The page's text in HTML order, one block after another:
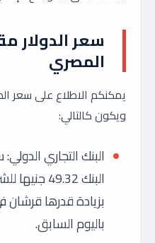
سعر الدولار
المصري
يمكنكم الاطلاع على سعر
ويكون كالتالي:
البنك التجاري
بزيادة قدرها
باليوم السابق.